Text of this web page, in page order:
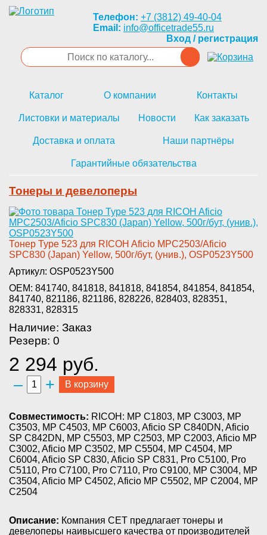
Телефон: +7 (3812) 49-40-04
Email: info@officetrade55.ru
Вход / регистрация
Каталог О компании Контакты
Листовки и материалы Новости Как заказать
Доставка и оплата Наши партнёры
Гарантийные обязательства
Тонеры и девелоперы
Тонер Type­ 523 для RICOH Aficio MPC2503/­Aficio
SPC830 (Japan) Yellow, ­500г/бут, (унив.), OSP0523Y500­
Артикул: OSP0523Y500
OEM: 841740, 841818, 841818, 841854, 841854, 841854,
841740, 821186, 821186, 828226, 828403, 828351,
828331, 828315
Наличие: Заказ
Резерв: 0
2 294 руб.
– + В корзину
Совместимость: RICOH: MP C1803, MP C3003, MP
C3503, MP C4503, MP C6003, Aficio SP С840DN, Aficio
SP С842DN, MP C5503, MP C2503, MP C2003, Aficio MP
C3002, Aficio MP C3502, MP C5504, MP C4504, MP
C6004, Aficio SP C830, Aficio SP C831, Pro C5100, Pro
C5110, Pro C7100, Pro C7110, Pro C9100, MP C3004, MP
C3504, Aficio MP C4502, Aficio MP C5502, MP C2004, MP
C2504
Описание: Компания CET предлагает тонеры и
девелоперы наивысшего качества от производителей